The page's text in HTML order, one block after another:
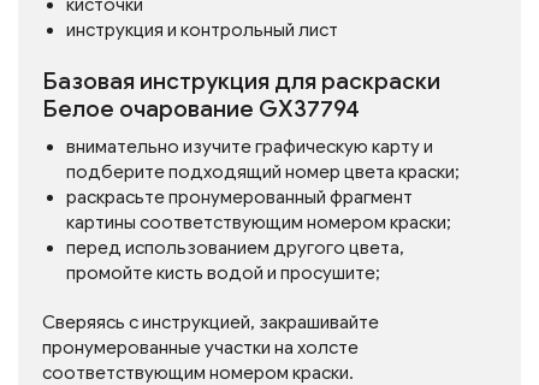
кисточки
инструкция и контрольный лист
Базовая инструкция для раскраски
Белое очарование GX37794
внимательно изучите графическую карту и
подберите подходящий номер цвета краски;
раскрасьте пронумерованный фрагмент
картины соответствующим номером краски;
перед использованием другого цвета,
промойте кисть водой и просушите;
Сверяясь с инструкцией, закрашивайте
пронумерованные участки на холсте
соответствующим номером краски.